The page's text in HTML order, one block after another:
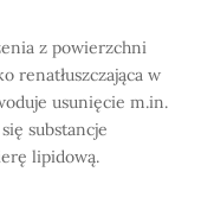
z powierzchni
renatłuszczająca w
usunięcie m.in.
substancje
lipidową.